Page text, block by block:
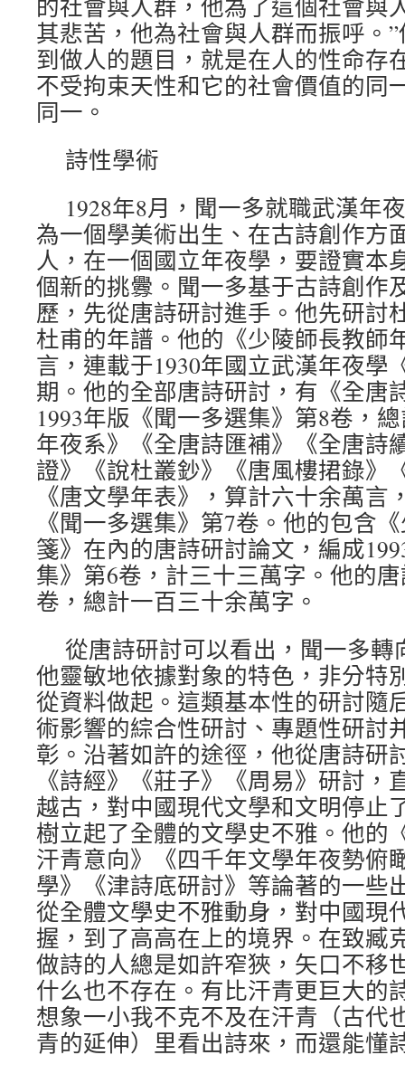
的社會與人群，他為了這個社會與
其悲苦，他為社會與人群而振呼。
到做人的題目，就是在人的性命存
不受拘束天性和它的社會價值的同
同一。
詩性學術
1928年8月，聞一多就職武漢年
為一個學美術出生、在古詩創作方
人，在一個國立年夜學，要證實本
個新的挑釁。聞一多基于古詩創作
歷，先從唐詩研討進手。他先研討
杜甫的年譜。他的《少陵師長教師
言，連載于1930年國立武漢年夜學
期。他的全部唐詩研討，有《全唐
1993年版《聞一多選集》第8卷，
年夜系》《全唐詩匯補》《全唐詩
證》《說杜叢鈔》《唐風樓捃錄》
《唐文學年表》，算計六十余萬言
《聞一多選集》第7卷。他的包含
箋》在內的唐詩研討論文，編成
集》第6卷，計三十三萬字。他的
卷，總計一百三十余萬字。
從唐詩研討可以看出，聞一多轉
他靈敏地依據對象的特色，非分特
從資料做起。這類基本性的研討隨
術影響的綜合性研討、專題性研討
彰。沿著如許的途徑，他從唐詩研
《詩經》《莊子》《周易》研討，
越古，對中國現代文學和文明停止
樹立起了全體的文學史不雅。他的
汗青意向》《四千年文學年夜勢俯
學》《津詩底研討》等論著的一些
從全體文學史不雅動身，對中國現
握，到了高高在上的境界。在致臧
做詩的人總是如許窄狹，矢口不移
什么也不存在。有比汗青更巨大的
想象一小我不克不及在汗青（古代
青的延伸）里看出詩來，而還能懂